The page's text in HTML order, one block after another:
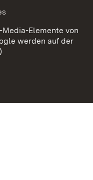
Elemente von
werden auf der